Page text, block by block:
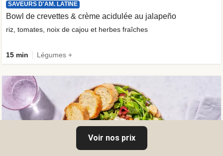
SAVEURS D'AM. LATINE
Bowl de crevettes & crème acidulée au jalapeño
riz, tomates, noix de cajou et herbes fraîches
15 min Légumes +
Voir nos prix